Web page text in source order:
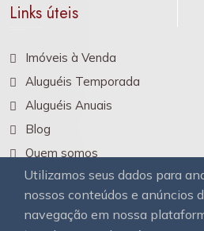
Utilizamos seus dados para
nossos conteúdos e anúncios
navegação em nossa
Links úteis
Imóveis à Venda
Aluguéis Temporada
Aluguéis Anuais
Blog
Quem somos
Contato